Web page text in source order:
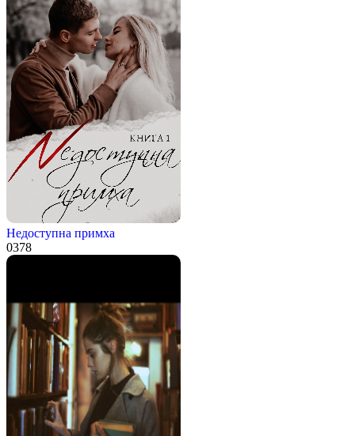
Недоступна примха
0378